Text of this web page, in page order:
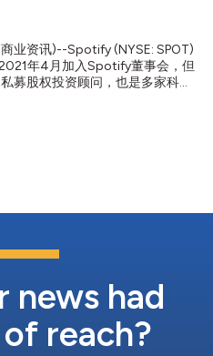
业资讯)--Spotify (NYSE: SPOT)
年4月加入Spotify董事会，但
募股权投资顾问，也是多家科技
济和贸易以及人权方面的建
一角。在这个全球发生特殊变
们的战略，Mona将为董事会带
频行业的革命性力量和令人印象
女士目前是芝加哥私募股权投
问，也是多家科技初创公司的风
news had
reach?